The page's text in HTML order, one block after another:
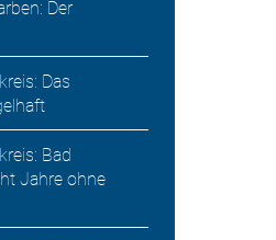
Der
Das
Bad
Jahre ohne